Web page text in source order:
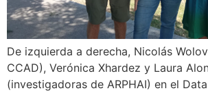
De izquierda a derecha, Nicolás
CCAD), Verónica Xhardez y Laura
(investigadoras de ARPHAI) en el